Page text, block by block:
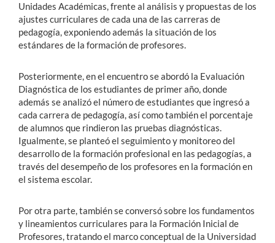
Unidades Académicas, frente al análisis y propuestas de los
ajustes curriculares de cada una de las carreras de
pedagogía, exponiendo además la situación de los
estándares de la formación de profesores.
Posteriormente, en el encuentro se abordó la Evaluación
Diagnóstica de los estudiantes de primer año, donde
además se analizó el número de estudiantes que ingresó a
cada carrera de pedagogía, así como también el porcentaje
de alumnos que rindieron las pruebas diagnósticas.
Igualmente, se planteó el seguimiento y monitoreo del
desarrollo de la formación profesional en las pedagogías, a
través del desempeño de los profesores en la formación en
el sistema escolar.
Por otra parte, también se conversó sobre los fundamentos
y lineamientos curriculares para la Formación Inicial de
Profesores, tratando el marco conceptual de la Universidad